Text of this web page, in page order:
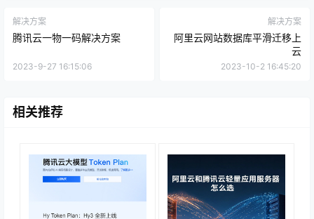
解决方案
腾讯云一物一码解决方案
2023-9-27 16:15:06
解决方案
阿里云网站数据库平滑迁移上
云
2023-10-2 16:45:20
相关推荐